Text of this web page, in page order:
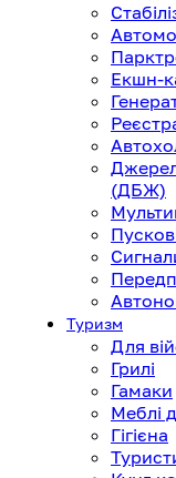
Екшн-
(ДБЖ)
Туризм
Для
Грилі
Гамаки
Меблі
Гігієна